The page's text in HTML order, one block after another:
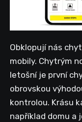
Obklopují nás
mobily. Chytrým
letošní je první
obrovskou
kontrolou. Krásu
například domu a